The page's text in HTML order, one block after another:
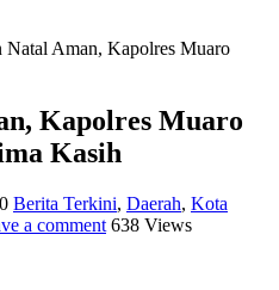
Natal Aman, Kapolres Muaro
Kapolres Muaro
Kasih
Berita Terkini, Daerah, Kota
a comment 638 Views